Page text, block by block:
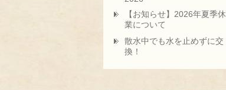
【お知らせ】2026年夏季休
業について
散水中でも水を止めずに交
換！